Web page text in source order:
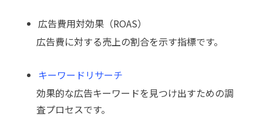
広告費用対効果（ROAS）
広告費に対する売上の割合を示す指標です。
キーワードリサーチ
効果的な広告キーワードを見つけ出すための調
査プロセスです。